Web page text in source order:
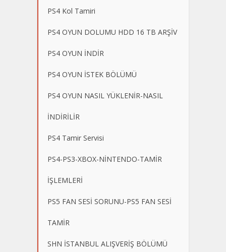
PS4 Kol Tamiri
PS4 OYUN DOLUMU HDD 16 TB ARŞİV
PS4 OYUN İNDİR
PS4 OYUN İSTEK BÖLÜMÜ
PS4 OYUN NASIL YÜKLENİR-NASIL
İNDİRİLİR
PS4 Tamir Servisi
PS4-PS3-XBOX-NİNTENDO-TAMİR
İŞLEMLERİ
PS5 FAN SESİ SORUNU-PS5 FAN SESİ
TAMİR
SHN İSTANBUL ALIŞVERİŞ BÖLÜMÜ